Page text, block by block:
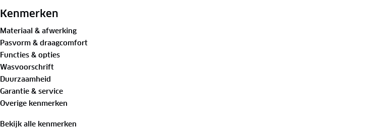
gecertificeerd, wat betekent dat hij voldoet aan strenge eisen voor biologische vezels volgens
de Global Organic Textile Standard. Ga ervoor!
Materiaal:
100%biologisch katoen
Is je kleding aan vervanging toe? Lever het in bij onze winkels. Wij geven er een nieuwe
bestemming aan.
Kenmerken
Materiaal & afwerking
Pasvorm & draagcomfort
Functies & opties
Wasvoorschrift
Duurzaamheid
Garantie & service
Overige kenmerken
Bekijk alle kenmerken